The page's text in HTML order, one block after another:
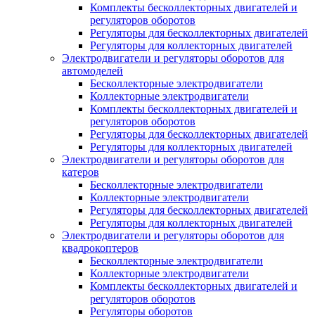
Комплекты бесколлекторных двигателей и
регуляторов оборотов
Регуляторы для бесколлекторных двигателей
Регуляторы для коллекторных двигателей
Электродвигатели и регуляторы оборотов для
автомоделей
Бесколлекторные электродвигатели
Коллекторные электродвигатели
Комплекты бесколлекторных двигателей и
регуляторов оборотов
Регуляторы для бесколлекторных двигателей
Регуляторы для коллекторных двигателей
Электродвигатели и регуляторы оборотов для
катеров
Бесколлекторные электродвигатели
Коллекторные электродвигатели
Регуляторы для бесколлекторных двигателей
Регуляторы для коллекторных двигателей
Электродвигатели и регуляторы оборотов для
квадрокоптеров
Бесколлекторные электродвигатели
Коллекторные электродвигатели
Комплекты бесколлекторных двигателей и
регуляторов оборотов
Регуляторы оборотов